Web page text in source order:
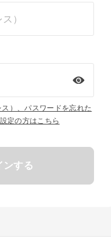
）、パスワードを忘れた
定の方はこちら
ンする